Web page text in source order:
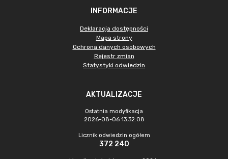
INFORMACJE
Deklaracja dostępności
Mapa strony
Ochrona danych osobowych
Rejestr zmian
Statystyki odwiedzin
AKTUALIZACJE
Ostatnia modyfikacja
2026-08-06 13:32:08
Licznik odwiedzin ogółem
372 240